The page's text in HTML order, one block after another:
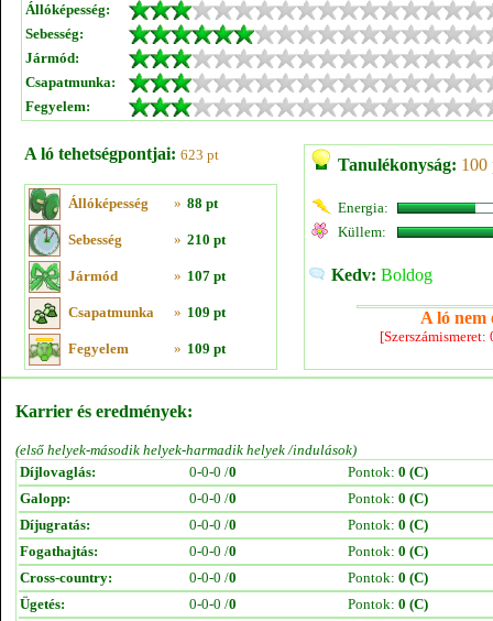
Állóképesség:
Sebesség:
Jármód:
Csapatmunka:
Fegyelem:
A ló tehetségpontjai: 623 pt
Állóképesség » 88 pt
Sebesség » 210 pt
Jármód » 107 pt
Csapatmunka » 109 pt
Fegyelem » 109 pt
Tanulékonyság: 100
Energia:
Küllem:
Kedv: Boldog
A ló nem
Karrier és eredmények:
(első helyek-második helyek-harmadik helyek /indulások)
Díjlovaglás:
0-0-0 /0 Pontok: 0 (C)
Galopp:
0-0-0 /0 Pontok: 0 (C)
Díjugratás:
0-0-0 /0 Pontok: 0 (C)
Fogathajtás:
0-0-0 /0 Pontok: 0 (C)
Cross-country:
0-0-0 /0 Pontok: 0 (C)
Ügetés:
0-0-0 /0 Pontok: 0 (C)